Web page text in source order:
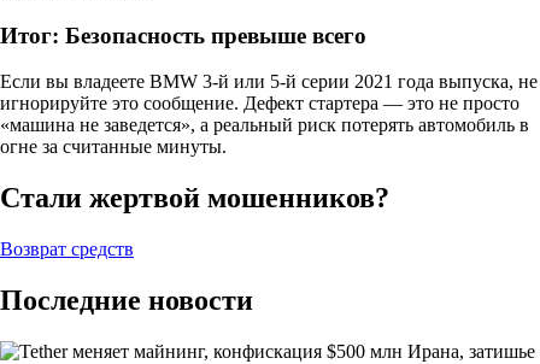
Итог: Безопасность превыше всего
Если вы владеете BMW 3-й или 5-й серии 2021 года выпуска, не
игнорируйте это сообщение. Дефект стартера — это не просто
«машина не заведется», а реальный риск потерять автомобиль в
огне за считанные минуты.
Стали жертвой мошенников?
Возврат средств
Последние новости